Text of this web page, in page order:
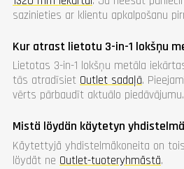
sazinieties ar klientu apkalpošanu
Kur atrast lietotu 3-in-1 lokšņu
Lietotas 3-in-1 lokšņu metāla
tās atradīsiet Outlet sadaļā.
vērts pārbaudīt aktuālo piedāvājumu.
Mistä löydän käytetyn
Käytettyjä yhdistelmäkoneita on
löydät ne Outlet-tuoteryhmästä.